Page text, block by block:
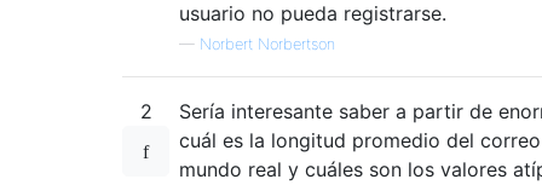
usuario no pueda registrarse.
— Norbert Norbertson
2
Sería interesante saber a partir de
cuál es la longitud promedio del
mundo real y cuáles son los valores